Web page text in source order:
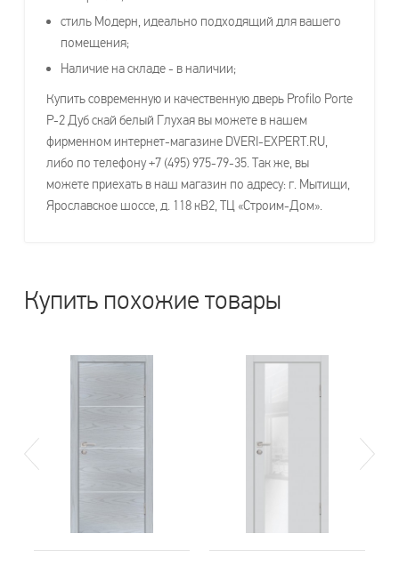
стиль Модерн, идеально подходящий для вашего
помещения;
Наличие на складе - в наличии;
Купить современную и качественную дверь Profilo Porte
P-2 Дуб скай белый Глухая вы можете в нашем
фирменном интернет-магазине DVERI-EXPERT.RU,
либо по телефону +7 (495) 975-79-35. Так же, вы
можете приехать в наш магазин по адресу: г. Мытищи,
Ярославское шоссе, д. 118 кВ2, ТЦ «Строим-Дом».
Купить похожие товары